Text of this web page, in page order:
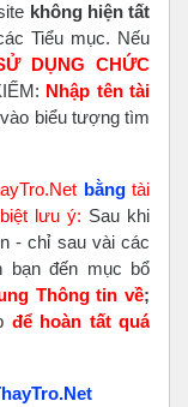
không hiện tất
Tiểu mục. Nếu
DỤNG CHỨC
Nhập tên tài
biểu tượng tìm
bằngtài
lưu ý: Sau khi
- chỉ sau vài các
bạn đến mục bổ
Thông tin về;
để hoàn tấtquá